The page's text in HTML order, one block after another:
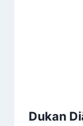
Dukan